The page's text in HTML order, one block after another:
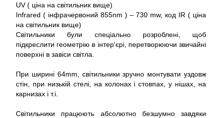
UV ( ціна на світильник вище)
Infrared ( інфрачервоний 855nm ) – 730 mw, код IR ( ціна
на світильник вище)
Світильники були спеціально розроблені, щоб
підкреслити геометрію в інтер'єрі, перетворюючи звичайні
поверхні в завіси світла.
При ширині 64mm, світильники зручно монтувати уздовж
стін, при низькій стелі, на колонах і стовпах, у нішах, на
карнизах і т.і.
Світильники працюють абсолютно безшумно завдяки